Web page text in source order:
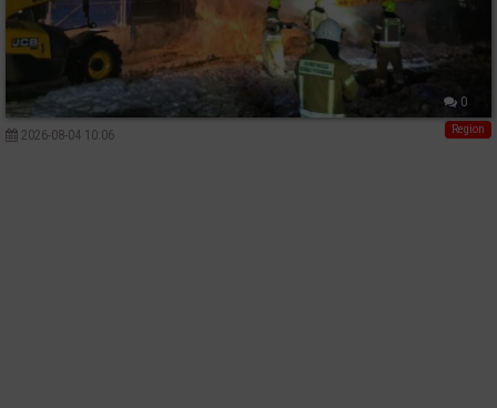
0
Region
2026-08-04 10:06